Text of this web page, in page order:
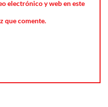
electrónico y web en este
que comente.